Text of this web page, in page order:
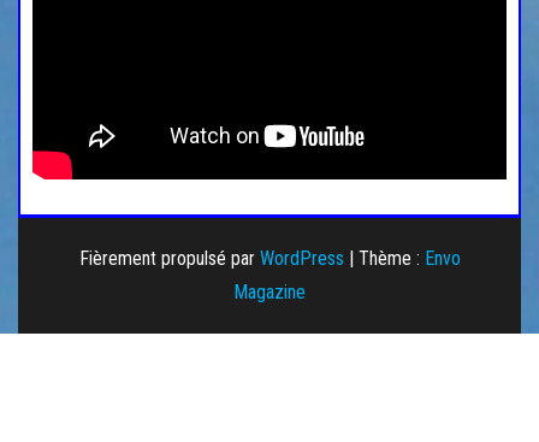
Fièrement propulsé par WordPress Thème : Envo
Magazine